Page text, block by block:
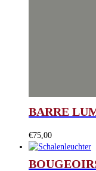
BARRE
€75,00